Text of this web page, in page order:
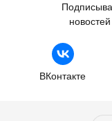
ВКонтакте